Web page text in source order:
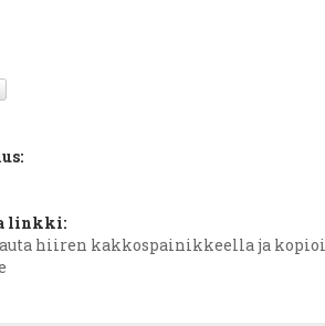
linkki:
hiiren kakkospainikkeella ja